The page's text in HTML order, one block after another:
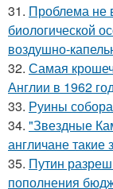
31. Проблема не
биологической
воздушно-
32. Самая
Англии в 1962
33. Руины
34. "Звездные
англичане такие
35. Путин
пополнения